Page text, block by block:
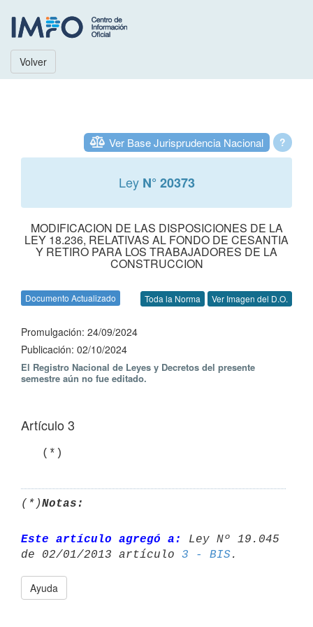
Volver
?
Ver Base Jurisprudencia Nacional
Ley N° 20373
MODIFICACION DE LAS DISPOSICIONES DE LA
LEY 18.236, RELATIVAS AL FONDO DE CESANTIA
Y RETIRO PARA LOS TRABAJADORES DE LA
CONSTRUCCION
Documento Actualizado Toda la Norma Ver Imagen del D.O.
Promulgación: 24/09/2024
Publicación: 02/10/2024
El Registro Nacional de Leyes y Decretos del presente
semestre aún no fue editado.
Artículo 3
   (*)
(*)Notas:
Este artículo agregó a:
Ley Nº 19.045
de 02/01/2013 artículo 3 - BIS
Ayuda